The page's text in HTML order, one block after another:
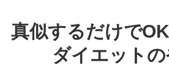
真似するだけで
ダイエット